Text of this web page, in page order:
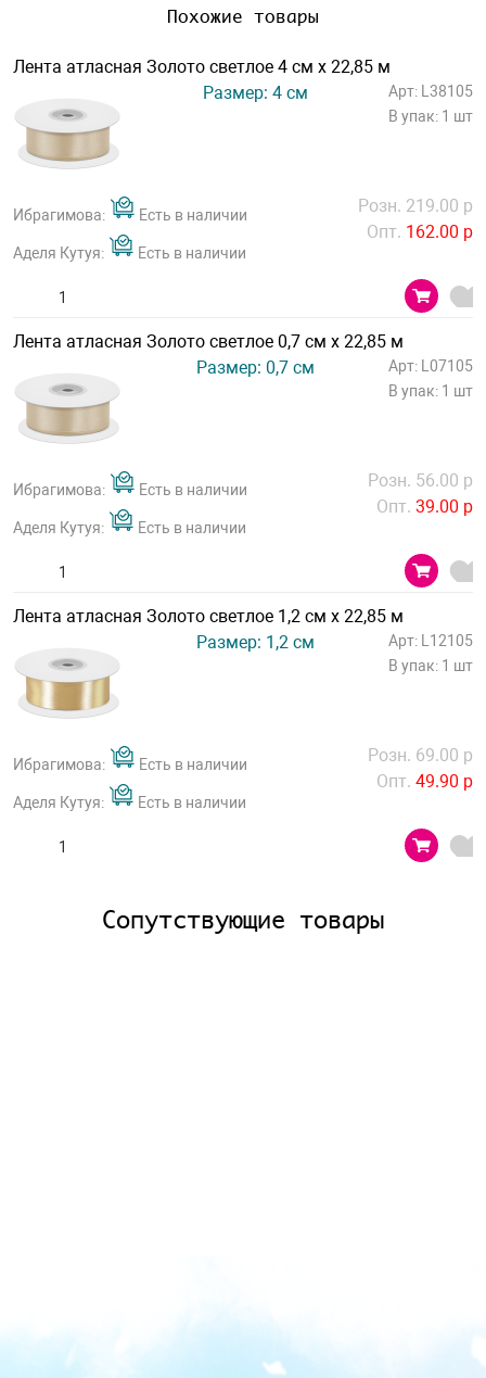
Похожие товары
Лента атласная Золото светлое 4 см х 22,85 м
Размер: 4 см
Арт: L38105
В упак: 1 шт
Ибрагимова: Есть в наличии
Аделя Кутуя: Есть в наличии
Розн. 219.00 р
Опт. 162.00 р
Лента атласная Золото светлое 0,7 см х 22,85 м
Размер: 0,7 см
Арт: L07105
В упак: 1 шт
Ибрагимова: Есть в наличии
Аделя Кутуя: Есть в наличии
Розн. 56.00 р
Опт. 39.00 р
Лента атласная Золото светлое 1,2 см х 22,85 м
Размер: 1,2 см
Арт: L12105
В упак: 1 шт
Ибрагимова: Есть в наличии
Аделя Кутуя: Есть в наличии
Розн. 69.00 р
Опт. 49.90 р
Сопутствующие товары